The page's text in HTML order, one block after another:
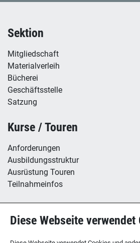
Sektion
Mitgliedschaft
Materialverleih
Bücherei
Geschäftsstelle
Satzung
Kurse / Touren
Anforderungen
Ausbildungsstruktur
Ausrüstung Touren
Teilnahmeinfos
Diese Webseite verwendet